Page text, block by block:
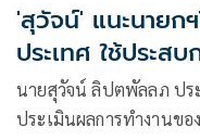
'สุวัจน์' แนะนายก
ประเทศ ใช้ประส
งาน
นายสุวัจน์ ลิปตพัลลภ ป
ประเมินผลการทำงานขอ